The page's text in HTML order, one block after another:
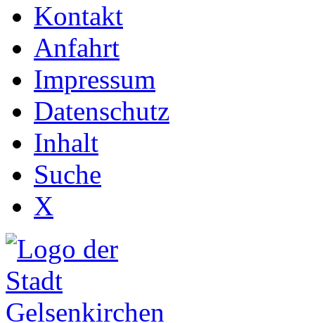
Kontakt
Anfahrt
Impressum
Datenschutz
Inhalt
Suche
X